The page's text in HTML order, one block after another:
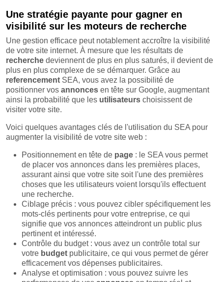
Une stratégie payante pour gagner en
visibilité sur les moteurs de recherche
Une gestion efficace peut notablement accroître la visibilité
de votre site internet. À mesure que les résultats de
recherche deviennent de plus en plus saturés, il devient de
plus en plus complexe de se démarquer. Grâce au
referencement SEA, vous avez la possibilité de
positionner vos annonces en tête sur Google, augmentant
ainsi la probabilité que les utilisateurs choisissent de
visiter votre site.
Voici quelques avantages clés de l'utilisation du SEA pour
augmenter la visibilité de votre site web :
Positionnement en tête de page : le SEA vous permet
de placer vos annonces dans les premières places,
assurant ainsi que votre site soit l'une des premières
choses que les utilisateurs voient lorsqu'ils effectuent
une recherche.
Ciblage précis : vous pouvez cibler spécifiquement les
mots-clés pertinents pour votre entreprise, ce qui
signifie que vos annonces atteindront un public plus
pertinent et intéressé.
Contrôle du budget : vous avez un contrôle total sur
votre budget publicitaire, ce qui vous permet de gérer
efficacement vos dépenses publicitaires.
Analyse et optimisation : vous pouvez suivre les